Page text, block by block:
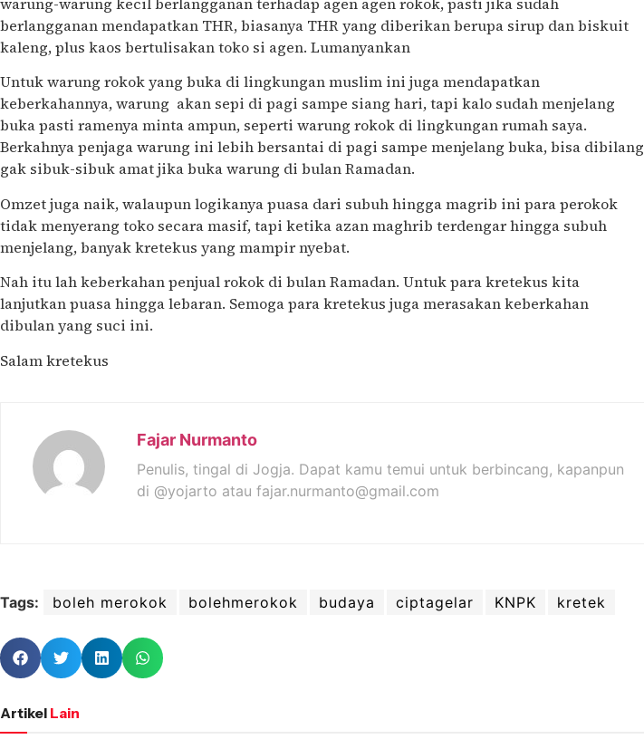
berlangganan mendapatkan THR, biasanya THR yang diberikan berupa sirup dan biskuit
kaleng, plus kaos bertulisakan toko si agen. Lumanyankan
Untuk warung rokok yang buka di lingkungan muslim ini juga mendapatkan
keberkahannya, warung akan sepi di pagi sampe siang hari, tapi kalo sudah menjelang
buka pasti ramenya minta ampun, seperti warung rokok di lingkungan rumah saya.
Berkahnya penjaga warung ini lebih bersantai di pagi sampe menjelang buka, bisa dibilang
gak sibuk-sibuk amat jika buka warung di bulan Ramadan.
Omzet juga naik, walaupun logikanya puasa dari subuh hingga magrib ini para perokok
tidak menyerang toko secara masif, tapi ketika azan maghrib terdengar hingga subuh
menjelang, banyak kretekus yang mampir nyebat.
Nah itu lah keberkahan penjual rokok di bulan Ramadan. Untuk para kretekus kita
lanjutkan puasa hingga lebaran. Semoga para kretekus juga merasakan keberkahan
dibulan yang suci ini.
Salam kretekus
Fajar Nurmanto
Penulis, tingal di Jogja. Dapat kamu temui untuk berbincang, kapanpun
di @yojarto atau fajar.nurmanto@gmail.com
Tags: boleh merokok bolehmerokok budaya ciptagelar KNPK kretek
Artikel Lain